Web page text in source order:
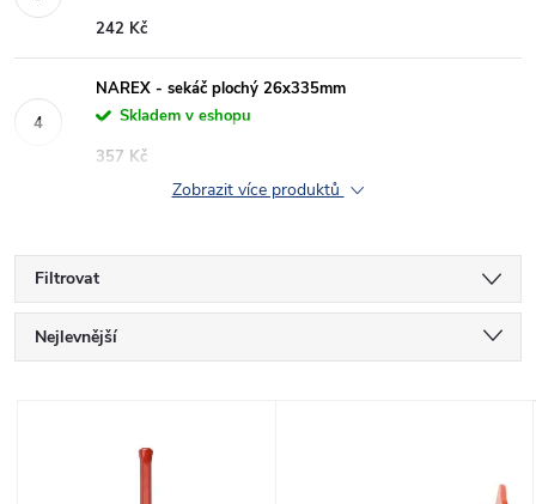
242 Kč
NAREX - sekáč plochý 26x335mm
Skladem v eshopu
357 Kč
Zobrazit více produktů
Filtrovat
Ř
Nejlevnější